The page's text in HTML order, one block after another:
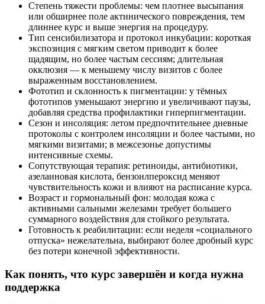
Степень тяжести проблемы: чем плотнее высыпания
или обширнее поле актинического повреждения, тем
длиннее курс и выше энергия на процедуру.
Тип сенсибилизатора и протокол инкубации: короткая
экспозиция с мягким светом приводит к более
щадящим, но более частым сессиям; длительная
окклюзия — к меньшему числу визитов с более
выраженным восстановлением.
Фототип и склонность к пигментации: у тёмных
фототипов уменьшают энергию и увеличивают паузы,
добавляя средства профилактики гиперпигментации.
Сезон и инсоляция: летом предпочтительнее дневные
протоколы с контролем инсоляции и более частыми, но
мягкими визитами; в межсезонье допустимы
интенсивные схемы.
Сопутствующая терапия: ретиноиды, антибиотики,
азелаиновая кислота, бензоилпероксид меняют
чувствительность кожи и влияют на расписание курса.
Возраст и гормональный фон: молодая кожа с
активными сальными железами требует большего
суммарного воздействия для стойкого результата.
Готовность к реабилитации: если неделя «социального
отпуска» нежелательна, выбирают более дробный курс
без потери конечной эффективности.
Как понять, что курс завершён и когда нужна
поддержка